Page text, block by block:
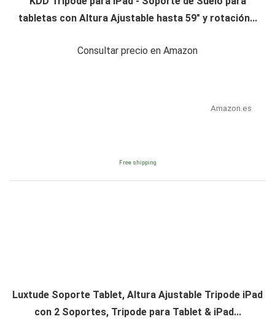
tabletas con Altura Ajustable hasta 59" y rotación...
Consultar precio en Amazon
Amazon.es
Free shipping
Luxtude Soporte Tablet, Altura Ajustable Tripode iPad
con 2 Soportes, Tripode para Tablet & iPad...